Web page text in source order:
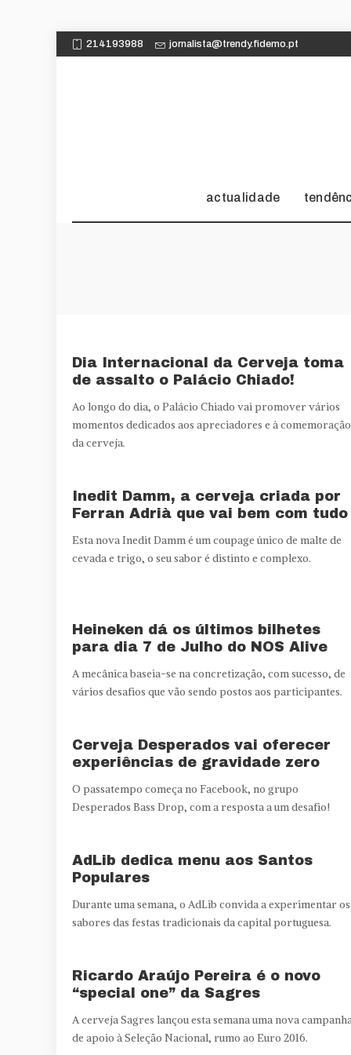
214193988 jornalista@trendy.fidemo.pt
actualidade
Dia Internacional da Cerveja toma
de assalto o Palácio Chiado!
Ao longo do dia, o Palácio Chiado vai promover vários
momentos dedicados aos apreciadores e à comemoração
da cerveja.
Inedit Damm, a cerveja criada por
Ferran Adrià que vai bem com tudo
Esta nova Inedit Damm é um coupage único de malte de
cevada e trigo, o seu sabor é distinto e complexo.
Heineken dá os últimos bilhetes
para dia 7 de Julho do NOS Alive
A mecânica baseia-se na concretização, com sucesso, de
vários desafios que vão sendo postos aos participantes.
Cerveja Desperados vai oferecer
experiências de gravidade zero
O passatempo começa no Facebook, no grupo
Desperados Bass Drop, com a resposta a um desafio!
AdLib dedica menu aos Santos
Populares
Durante uma semana, o AdLib convida a experimentar os
sabores das festas tradicionais da capital portuguesa.
Ricardo Araújo Pereira é o novo
“special one” da Sagres
A cerveja Sagres lançou esta semana uma nova
de apoio à Seleção Nacional, rumo ao Euro 2016.